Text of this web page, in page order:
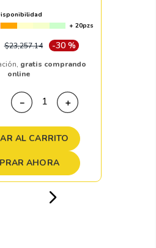
+ 20pzs
$23,257.14 -30 %
gratis comprando
online
＋
－
AL CARRITO
AHORA